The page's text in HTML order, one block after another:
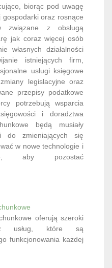
biorąc pod uwagę
oraz rosnące
związane z obsługą
jak coraz więcej osób
własnych działalności
istniejących firm,
usługi księgowe
legislacyjne oraz
przepisy podatkowe
potrzebują wsparcia
i doradztwa
będą musiały
do zmieniających się
w nowe technologie i
aby pozostać
oferują szeroki
usług, które są
funkcjonowania każdej